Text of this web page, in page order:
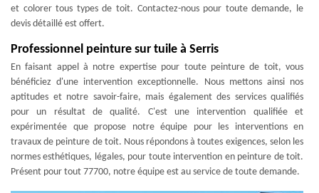
et colorer tous types de toit. Contactez-nous pour toute demande, le
devis détaillé est offert.
Professionnel peinture sur tuile à Serris
En faisant appel à notre expertise pour toute peinture de toit, vous
bénéficiez d'une intervention exceptionnelle. Nous mettons ainsi nos
aptitudes et notre savoir-faire, mais également des services qualifiés
pour un résultat de qualité. C'est une intervention qualifiée et
expérimentée que propose notre équipe pour les interventions en
travaux de peinture de toit. Nous répondons à toutes exigences, selon les
normes esthétiques, légales, pour toute intervention en peinture de toit.
Présent pour tout 77700, notre équipe est au service de toute demande.